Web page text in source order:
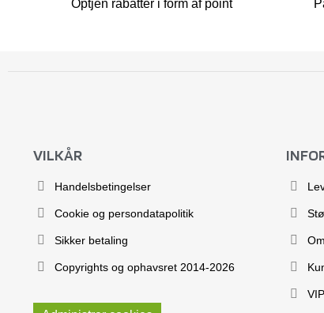
Optjen rabatter i form af point
VILKÅR
Handelsbetingelser
Cookie og persondatapolitik
Sikker betaling
Copyrights og ophavsret 2014-2026